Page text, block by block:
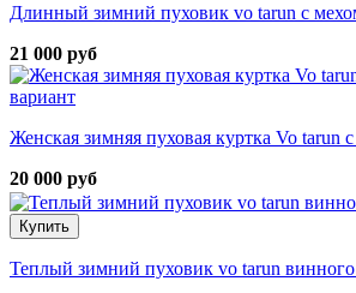
Длинный зимний пуховик vo tarun с
21 000 руб
вариант
Женская зимняя пуховая куртка Vo tarun
20 000 руб
Купить
Теплый зимний пуховик vo tarun винного